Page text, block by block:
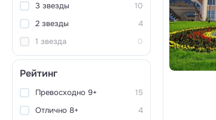
3 звезды
10
2 звезды
4
1 звезда
0
Рейтинг
Превосходно 9+
15
Отлично 8+
4